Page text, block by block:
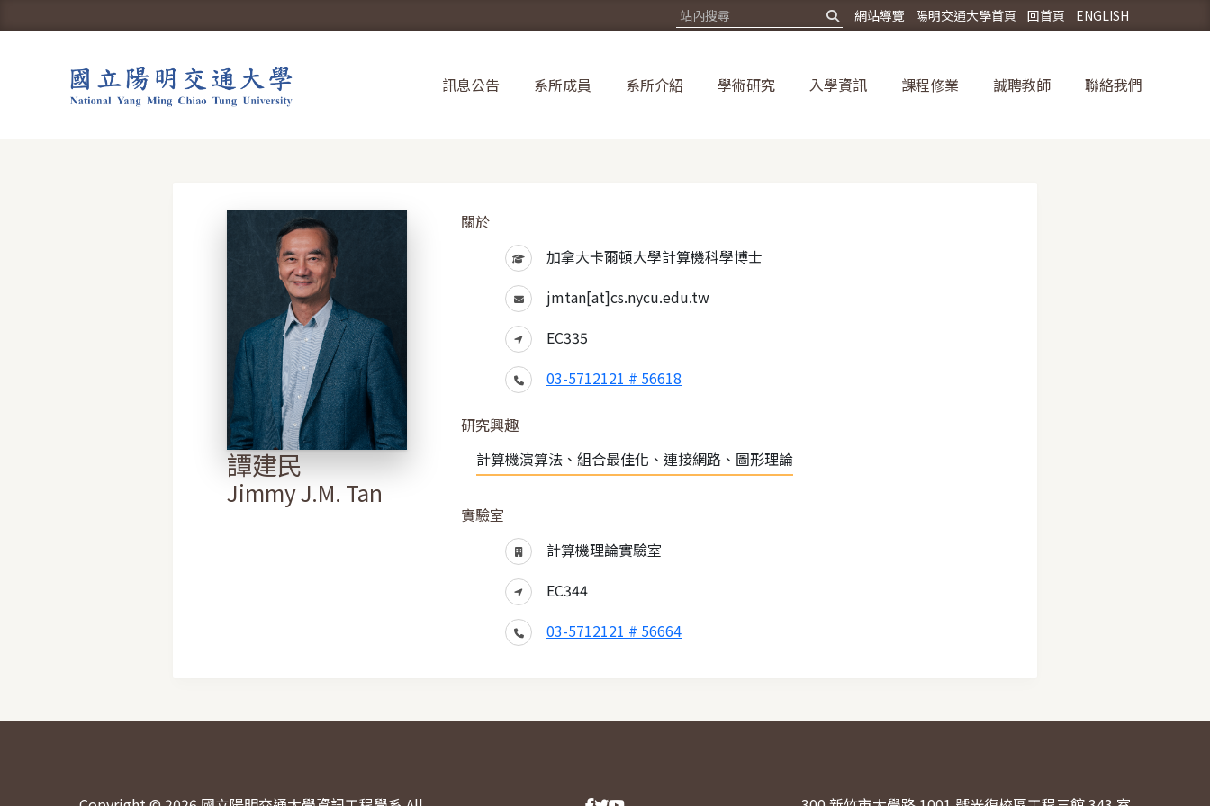
ENGLISH
回首頁
陽明交通大學首頁
網站導覽
訊息公告 系所成員 系所介紹 學術研究 入學資訊 課程修業 誠聘教師 聯絡我們
譚建民
Jimmy J.M. Tan
關於
加拿大卡爾頓大學計算機科學博士
jmtan[at]cs.nycu.edu.tw
EC335
03-5712121 # 56618
研究興趣
計算機演算法、組合最佳化、連接網路、圖形理論
實驗室
計算機理論實驗室
EC344
03-5712121 # 56664